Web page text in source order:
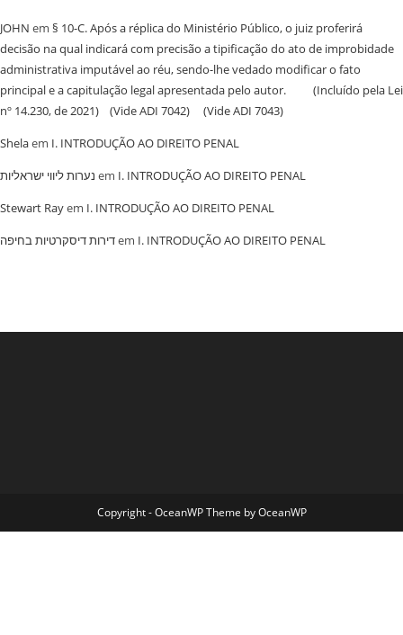
JOHN em § 10-C. Após a réplica do Ministério Público, o juiz proferirá
decisão na qual indicará com precisão a tipificação do ato de improbidade
administrativa imputável ao réu, sendo-lhe vedado modificar o fato
principal e a capitulação legal apresentada pelo autor. (Incluído pela Lei
nº 14.230, de 2021) (Vide ADI 7042) (Vide ADI 7043)
Shelaem I. INTRODUÇÃO AO DIREITO PENAL
נערות ליווי ישראליות em I. INTRODUÇÃO AO DIREITO PENAL
Stewart Rayem I. INTRODUÇÃO AO DIREITO PENAL
‏דירות דיסקרטיות בחיפהem I. INTRODUÇÃO AO DIREITO PENAL
Copyright - OceanWP Theme by OceanWP